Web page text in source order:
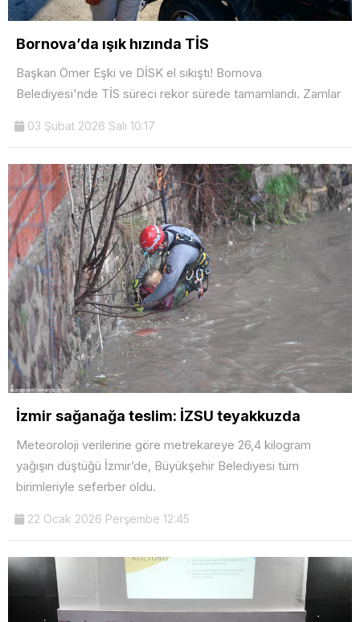
Bornova’da ışık hızında TİS
Başkan Ömer Eşki ve DİSK el sıkıştı! Bornova
Belediyesi'nde TİS süreci rekor sürede tamamlandı. Zamlar
03 Şubat 2026 Salı 10:17
İzmir sağanağa teslim: İZSU teyakkuzda
Meteoroloji verilerine göre metrekareye 26,4 kilogram
yağışın düştüğü İzmir’de, Büyükşehir Belediyesi tüm
birimleriyle seferber oldu.
22 Ocak 2026 Perşembe 12:45